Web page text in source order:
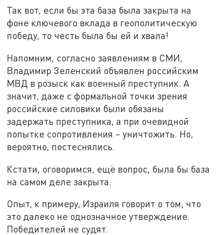
Так вот, если бы эта база была закрыта на
фоне ключевого вклада в геополитическую
победу, то честь была бы ей и хвала!
Напомним, согласно заявлениям в СМИ,
Владимир Зеленский объявлен российским
МВД в розыск как военный преступник. А
значит, даже с формальной точки зрения
российские силовики были обязаны
задержать преступника, а при очевидной
попытке сопротивления – уничтожить. Но,
вероятно, постеснялись.
Кстати, оговоримся, ещё вопрос, была бы база
на самом деле закрыта.
Опыт, к примеру, Израиля говорит о том, что
это далеко не однозначное утверждение.
Победителей не судят.